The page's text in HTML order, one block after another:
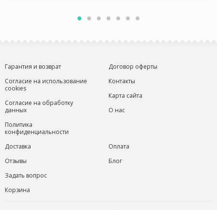
Гарантия и возврат
Согласие на использование
cookies
Согласие на обработку
данных
Политика
конфиденциальности
Договор оферты
Контакты
Карта сайта
О нас
Доставка
Отзывы
Задать вопрос
Корзина
Оплата
Блог